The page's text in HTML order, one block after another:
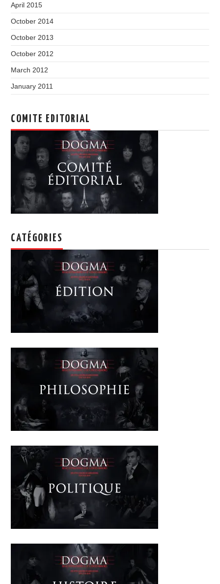
April 2015
October 2014
October 2013
October 2012
March 2012
January 2011
COMITE EDITORIAL
CATÉGORIES